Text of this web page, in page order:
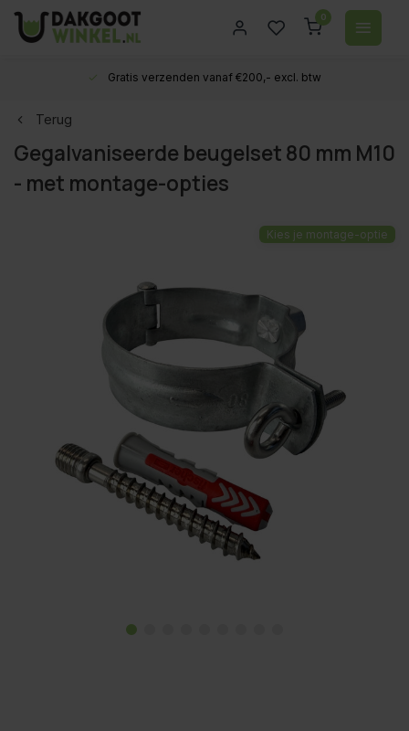
0
Gratis verzenden vanaf €200,- excl. btw
Terug
Gegalvaniseerde beugelset 80 mm M10
- met montage-opties
Kies je montage-optie